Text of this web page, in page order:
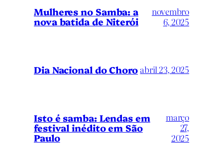
Mulheres no Samba: a
nova batida de Niterói
novembro
6, 2025
Dia Nacional do Choro abril 23, 2025
Isto é samba: Lendas em
festival inédito em São
Paulo
março
27,
2025